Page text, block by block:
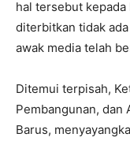
hal tersebut
diterbitkan tidak
awak media telah
Ditemui terpisah,
Pembangunan, dan
Barus,